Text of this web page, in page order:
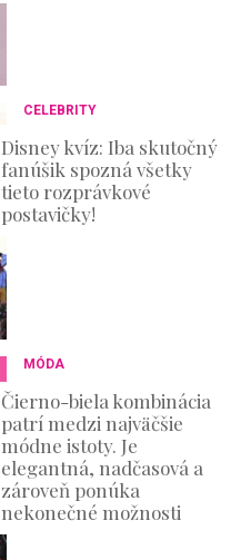
CELEBRITY
Disney kvíz: Iba skutočný
fanúšik spozná všetky
tieto rozprávkové
postavičky!
MÓDA
Čierno-biela kombinácia
patrí medzi najväčšie
módne istoty. Je
elegantná, nadčasová a
zároveň ponúka
nekonečné možnosti